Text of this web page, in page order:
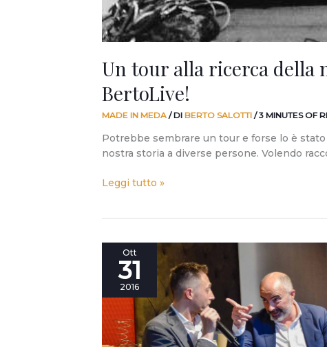
Un tour alla ricerca della
BertoLive!
MADE IN MEDA/ DI BERTO SALOTTI /3 MINUTES OF
Potrebbe sembrare un tour e forse lo è
nostra storia a diverse persone. Volendo
Leggi tutto »
Ott
31
2016
Come
cambiando
rapporto
produttore